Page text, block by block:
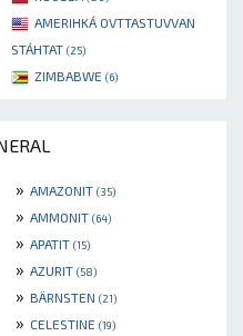
AMERIHKÁ OVTTASTUVVAN
STÁHTAT (25)
ZIMBABWE (6)
» AMAZONIT (35)
» AMMONIT (64)
» APATIT (15)
» AZURIT (58)
» BÄRNSTEN (21)
» CELESTINE (19)